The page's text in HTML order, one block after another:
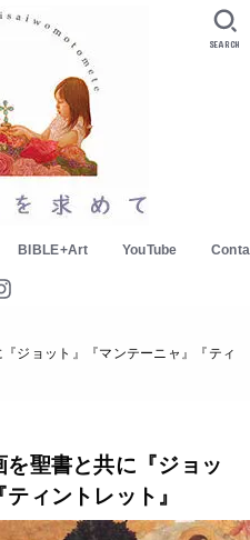
BIBLE+Art YouTube
SEARCH
ジョット』『マンテーニャ』『ティ
聖書と共に『ジョッ
ィントレット』